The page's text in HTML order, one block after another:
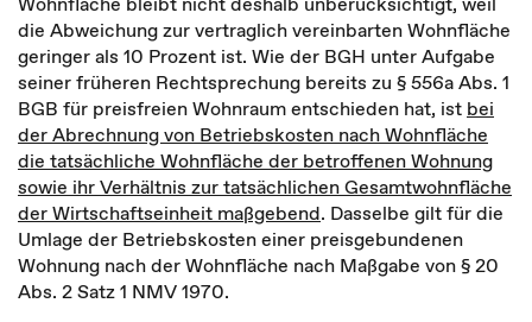
die Abweichung zur vertraglich vereinbarten Wohnfläche
geringer als 10 Prozent ist. Wie der BGH unter Aufgabe
seiner früheren Rechtsprechung bereits zu § 556a Abs. 1
BGB für preisfreien Wohnraum entschieden hat, ist bei
der Abrechnung von Betriebskosten nach Wohnfläche
die tatsächliche Wohnfläche der betroffenen Wohnung
sowie ihr Verhältnis zur tatsächlichen Gesamtwohnfläche
der Wirtschaftseinheit maßgebend. Dasselbe gilt für die
Umlage der Betriebskosten einer preisgebundenen
Wohnung nach der Wohnfläche nach Maßgabe von § 20
Abs. 2 Satz 1 NMV 1970.